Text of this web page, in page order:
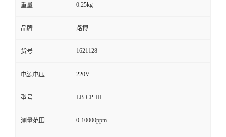
言
重量 0.25kg
品牌 路博
货号 1621128
电源电压 220V
型号 LB-CP-III
测量范围 0-10000ppm